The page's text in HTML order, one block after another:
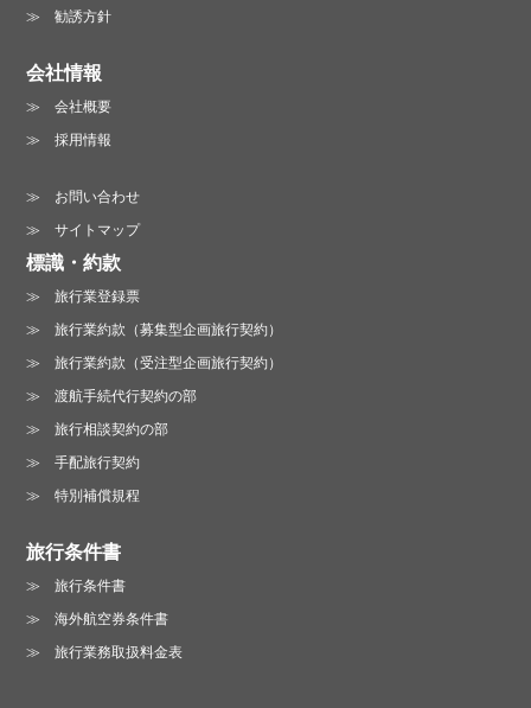
勧誘方針
会社情報
会社概要
採用情報
お問い合わせ
サイトマップ
標識・約款
旅行業登録票
旅行業約款（募集型企画旅行契約）
旅行業約款（受注型企画旅行契約）
渡航手続代行契約の部
旅行相談契約の部
手配旅行契約
特別補償規程
旅行条件書
旅行条件書
海外航空券条件書
旅行業務取扱料金表